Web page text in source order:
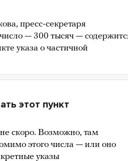
пресс-секретаря
— 300 тысяч —
указа о частичной
этот пункт
скоро. Возможно, там
этого числа — или оно
указы